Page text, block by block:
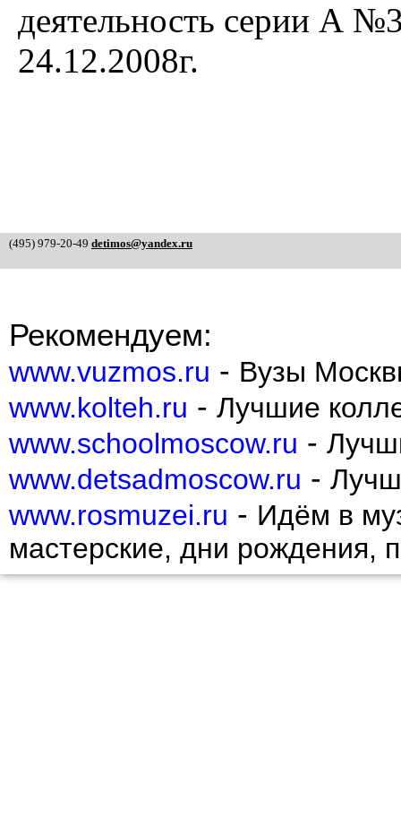
деятельность серии А
24.12.2008г.
(495) 979-20-49 detimos@yandex.ru
Рекомендуем:
www.vuzmos.ru - Вузы
www.kolteh.ru - Лучшие
www.schoolmoscow.ru -
www.detsadmoscow.ru -
www.rosmuzei.ru - Идём в
мастерские, дни рождения,